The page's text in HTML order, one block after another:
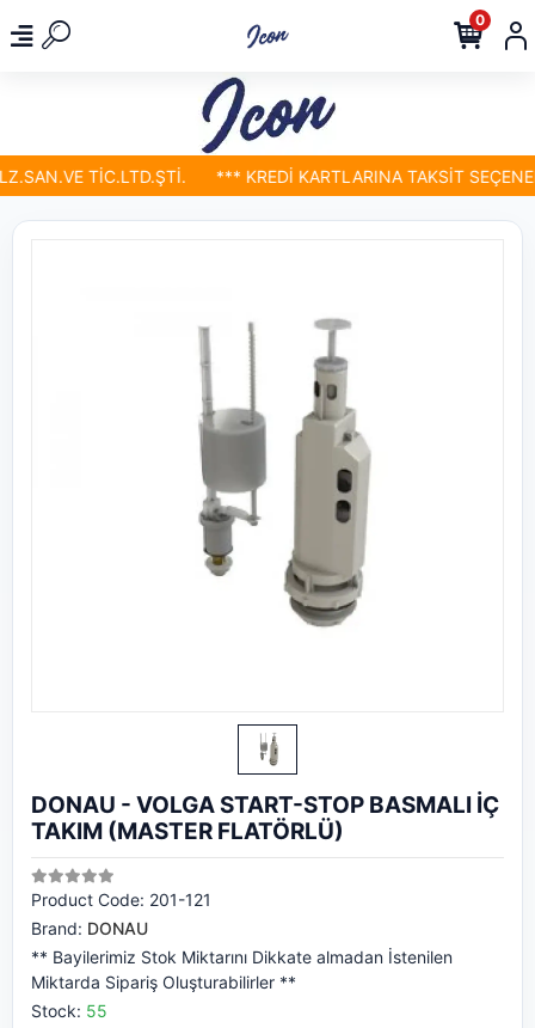
TİC.LTD.ŞTİ. *** KREDİ KARTLARINA TAKSİT
0
DONAU - VOLGA START-STOP BASMALI İÇ
TAKIM (MASTER FLATÖRLÜ)
Product Code: 201-121
Brand: DONAU
** Bayilerimiz Stok Miktarını Dikkate almadan İstenilen
Miktarda Sipariş Oluşturabilirler **
Stock: 55